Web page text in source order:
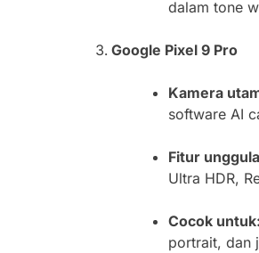
dalam tone
Google Pixel 9 Pro
Kamera
software AI
Fitur
Ultra HDR,
Cocok untuk:
portrait, dan